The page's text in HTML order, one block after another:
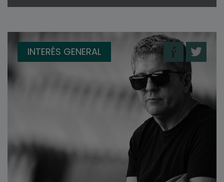
INTERÉS GENERAL